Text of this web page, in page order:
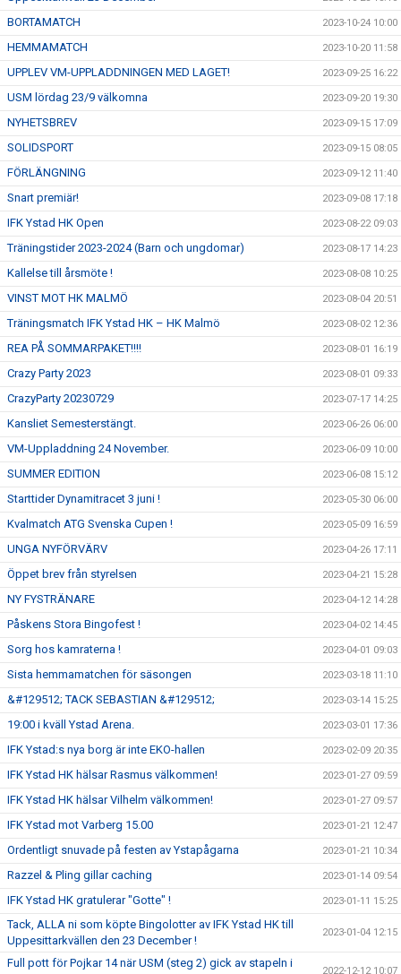
BORTAMATCH 2023-10-24 10:00
HEMMAMATCH 2023-10-20 11:58
UPPLEV VM-UPPLADDNINGEN MED LAGET! 2023-09-25 16:22
USM lördag 23/9 välkomna 2023-09-20 19:30
NYHETSBREV 2023-09-15 17:09
SOLIDSPORT 2023-09-15 08:05
FÖRLÄNGNING 2023-09-12 11:40
Snart premiär! 2023-09-08 17:18
IFK Ystad HK Open 2023-08-22 09:03
Träningstider 2023-2024 (Barn och ungdomar) 2023-08-17 14:23
Kallelse till årsmöte ! 2023-08-08 10:25
VINST MOT HK MALMÖ 2023-08-04 20:51
Träningsmatch IFK Ystad HK – HK Malmö 2023-08-02 12:36
REA PÅ SOMMARPAKET!!!! 2023-08-01 16:19
Crazy Party 2023 2023-08-01 09:33
CrazyParty 20230729 2023-07-17 14:25
Kansliet Semesterstängt. 2023-06-26 06:00
VM-Uppladdning 24 November. 2023-06-09 10:00
SUMMER EDITION 2023-06-08 15:12
Starttider Dynamitracet 3 juni ! 2023-05-30 06:00
Kvalmatch ATG Svenska Cupen ! 2023-05-09 16:59
UNGA NYFÖRVÄRV 2023-04-26 17:11
Öppet brev från styrelsen 2023-04-21 15:28
NY FYSTRÄNARE 2023-04-12 14:28
Påskens Stora Bingofest ! 2023-04-02 14:45
Sorg hos kamraterna ! 2023-04-01 09:03
Sista hemmamatchen för säsongen 2023-03-18 11:10
&#129512; TACK SEBASTIAN &#129512; 2023-03-14 15:25
19:00 i kväll Ystad Arena. 2023-03-01 17:36
IFK Ystad:s nya borg är inte EKO-hallen 2023-02-09 20:35
IFK Ystad HK hälsar Rasmus välkommen! 2023-01-27 09:59
IFK Ystad HK hälsar Vilhelm välkommen! 2023-01-27 09:57
IFK Ystad mot Varberg 15.00 2023-01-21 12:47
Ordentligt snuvade på festen av Ystapågarna 2023-01-21 10:34
Razzel & Pling gillar caching 2023-01-14 09:54
IFK Ystad HK gratulerar "Gotte" ! 2023-01-11 15:25
Tack, ALLA ni som köpte Bingolotter av IFK Ystad HK till
Uppesittarkvällen den 23 December !
2023-01-04 12:15
Full pott för Pojkar 14 när USM (steg 2) gick av stapeln i
2022-12-12 10:07